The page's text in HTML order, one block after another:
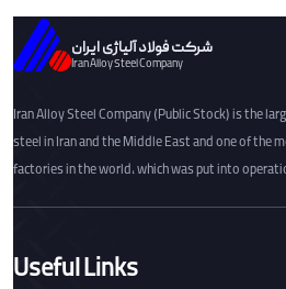
شرکت فولاد آلیاژی ایران
Iran Alloy Steel Company
Iran Alloy Steel Company (Public Stock) is the
steel in Iran and the Middle East and one of the
factories in the world, which was put into
Useful Links